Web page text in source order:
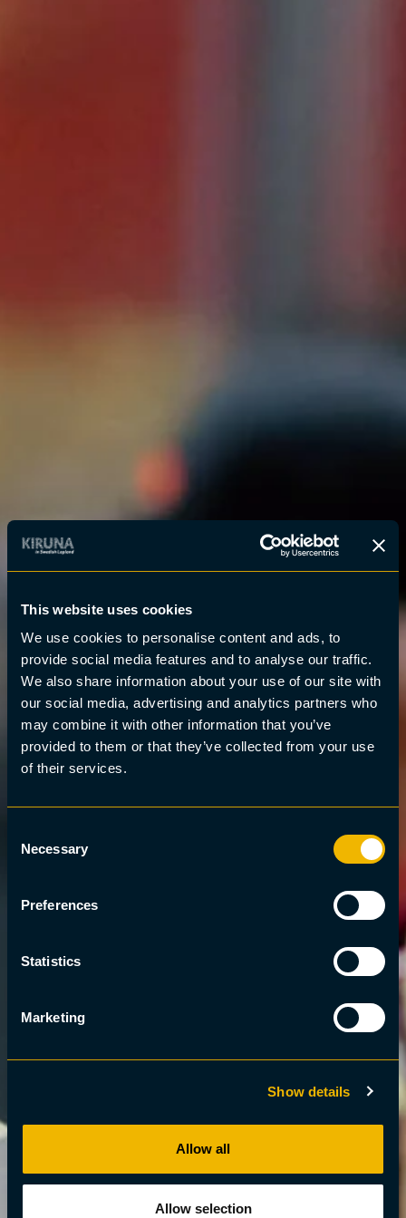
This website uses cookies
We use cookies to personalise content and ads, to
provide social media features and to analyse our traffic.
We also share information about your use of our site with
our social media, advertising and analytics partners who
may combine it with other information that you’ve
provided to them or that they’ve collected from your use
of their services.
Selection
Necessary
Preferences
Statistics
Marketing
Show details
Allow all
Allow selection